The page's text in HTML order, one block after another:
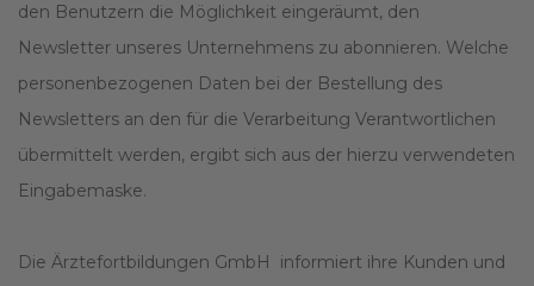
den Benutzern die Möglichkeit eingeräumt, den
Newsletter unseres Unternehmens zu abonnieren. Welche
personenbezogenen Daten bei der Bestellung des
Newsletters an den für die Verarbeitung Verantwortlichen
übermittelt werden, ergibt sich aus der hierzu verwendeten
Eingabemaske.
Die Ärztefortbildungen GmbH informiert ihre Kunden und